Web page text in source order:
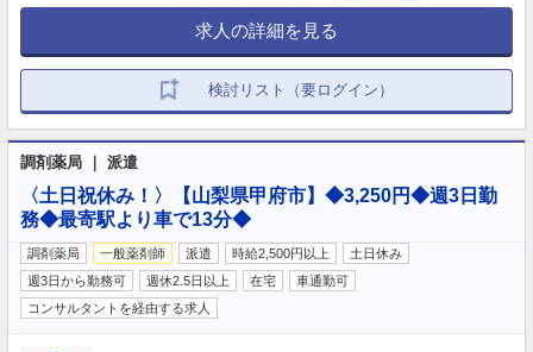
求人の詳細を見る
検討リスト（要ログイン）
調剤薬局 ｜ 派遣
〈土日祝休み！〉【山梨県甲府市】◆3,250円◆週3日勤
務◆最寄駅より車で13分◆
調剤薬局 一般薬剤師 派遣 時給2,500円以上
土日休み
週3日から勤務可
週休2.5日以上 在宅
車通勤可
コンサルタントを経由する求人